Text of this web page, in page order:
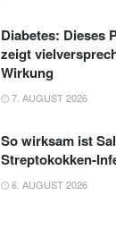
Diabetes: Dieses
zeigt
Wirkung
7. AUGUST 2026
So wirksam ist
Streptokokken-
6. AUGUST 2026